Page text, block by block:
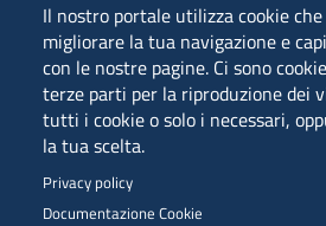
Il nostro portale utilizza cookie
migliorare la tua navigazione e
con le nostre pagine. Ci sono
terze parti per la riproduzione dei
tutti i cookie o solo i necessari,
la tua scelta.
Privacy policy
Documentazione Cookie
Piazzale Europa, 1 - 34127 -
Tel. +39 040 558 7111 - P.IVA
C.F. 80013890324 - P.E.C.
Fascia A ANVUR